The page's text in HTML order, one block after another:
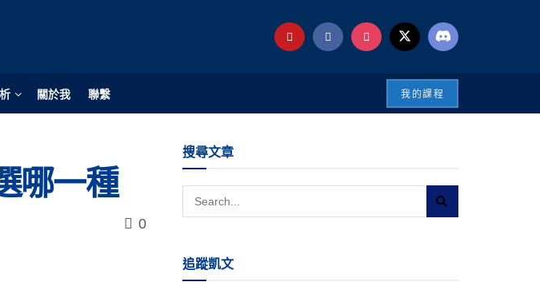
關於我 聯繫 我的課程
哪一種
0
搜尋文章
追蹤凱文